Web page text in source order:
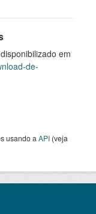
em
de-
usando a API (veja